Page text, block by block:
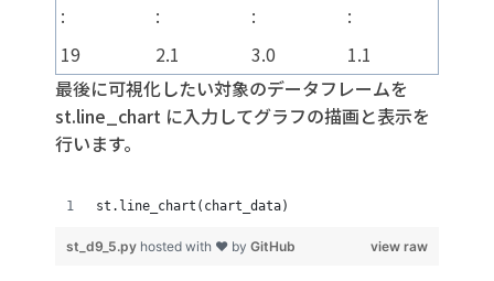
:
: :
:
19
2.1 3.0
1.1
最後に可視化したい対象のデータフレームを
st.line_chart に入力してグラフの描画と表示を
行います。
st.line_chart(chart_data)
view raw
st_d9_5.py hosted with ❤ by GitHub